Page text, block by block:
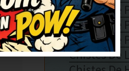
Chistes De
Chistes De
Chistes De
Chistes De